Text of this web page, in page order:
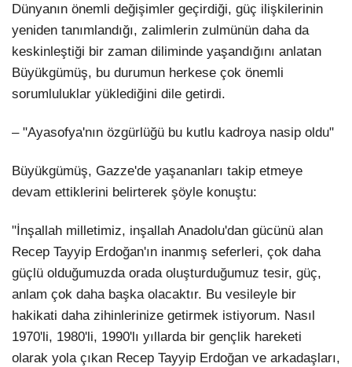
Dünyanın önemli değişimler geçirdiği, güç ilişkilerinin
yeniden tanımlandığı, zalimlerin zulmünün daha da
keskinleştiği bir zaman diliminde yaşandığını anlatan
Büyükgümüş, bu durumun herkese çok önemli
sorumluluklar yüklediğini dile getirdi.
– "Ayasofya'nın özgürlüğü bu kutlu kadroya nasip oldu"
Büyükgümüş, Gazze'de yaşananları takip etmeye
devam ettiklerini belirterek şöyle konuştu:
"İnşallah milletimiz, inşallah Anadolu'dan gücünü alan
Recep Tayyip Erdoğan'ın inanmış seferleri, çok daha
güçlü olduğumuzda orada oluşturduğumuz tesir, güç,
anlam çok daha başka olacaktır. Bu vesileyle bir
hakikati daha zihinlerinize getirmek istiyorum. Nasıl
1970'li, 1980'li, 1990'lı yıllarda bir gençlik hareketi
olarak yola çıkan Recep Tayyip Erdoğan ve arkadaşları,